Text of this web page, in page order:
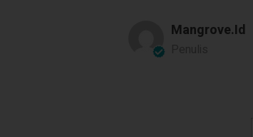
Mangrove.id